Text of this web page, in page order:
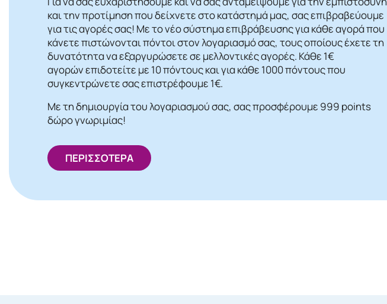
και την προτίμηση που δείχνετε στο κατάστημά μας, σας επιβραβεύουμε
για τις αγορές σας! Mε το νέο σύστημα επιβράβευσης για κάθε αγορά που
κάνετε πιστώνονται πόντοι στον λογαριασμό σας, τους οποίους έχετε τη
δυνατότητα να εξαργυρώσετε σε μελλοντικές αγορές. Κάθε 1€
αγορών επιδοτείτε με 10 πόντους και για κάθε 1000 πόντους που
συγκεντρώνετε σας επιστρέφουμε 1€.
Με τη δημιουργία του λογαριασμού σας, σας προσφέρουμε 999 points
δώρο γνωριμίας!
ΠΕΡΙΣΣΟΤΕΡΑ